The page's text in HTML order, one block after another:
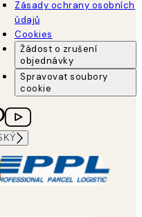
Zásady ochrany osobních
údajů
Cookies
Žádost o zrušení
objednávky
Spravovat soubory
cookie